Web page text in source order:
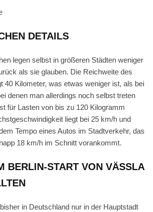
DETAILS
legen selbst in größeren Städten weniger
als sie glauben. Die Reichweite des
40 Kilometer, was etwas weniger ist, als bei
denen man allerdings noch selbst treten
für Lasten von bis zu 120 Kilogramm
liegt bei 25 km/h und
Tempo eines Autos im Stadtverkehr, das
18 km/h im Schnitt vorankommt.
BERLIN-START VON VÄSSLA
in Deutschland nur in der Hauptstadt